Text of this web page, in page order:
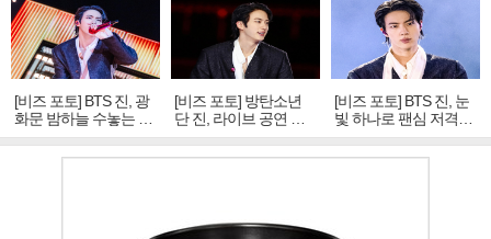
[비즈 포토] BTS 진, 광
화문 밤하늘 수놓는 '비
주얼 킹'의 열창
[비즈 포토] 방탄소년
단 진, 라이브 공연 중
빛나는 독보적 아우라
[비즈 포토] BTS 진, 눈
빛 하나로 팬심 저격…
독보적 카리스마